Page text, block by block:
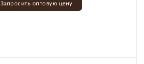
Запросить оптовую цену